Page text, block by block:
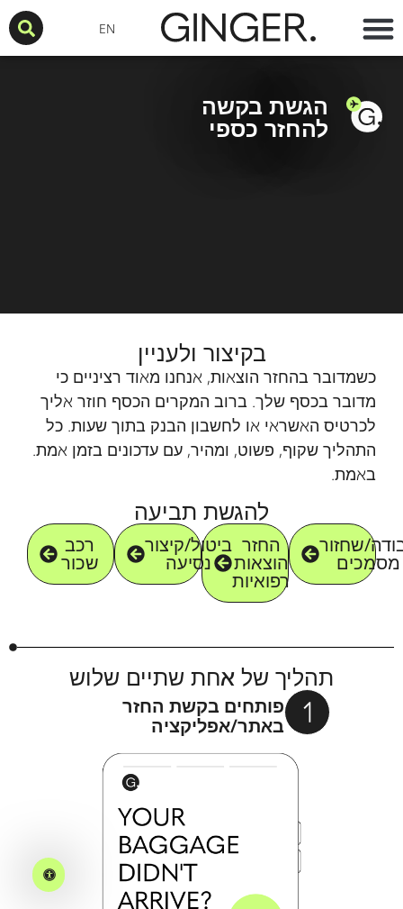
EN
הגשת בקשה
להחזר כספי
בקיצור ולעניין
כשמדובר בהחזר הוצאות, אנחנו מאוד רציניים כי
מדובר בכסף שלך. ברוב המקרים הכסף חוזר אליך
לכרטיס האשראי או לחשבון הבנק בתוך שעות. כל
התהליך שקוף, פשוט, ומהיר, עם עדכונים בזמן אמת.
באמת.
להגשת תביעה
שחזור
מסמכים
החזר
הוצאות
רפואיות
ביטול/קיצור
נסיעה
רכב
שכור
תהליך של אחת שתיים שלוש
פותחים בקשת החזר
באתר/אפליקציה